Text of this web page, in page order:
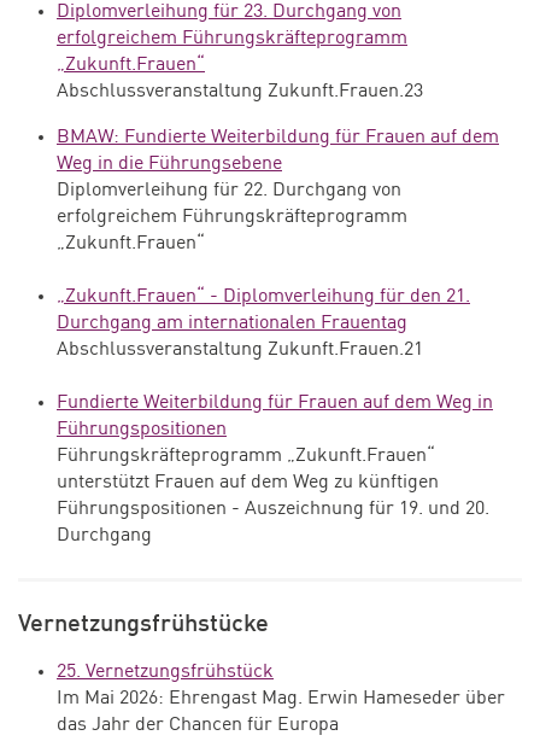
Diplomverleihung für 23. Durchgang von
erfolgreichem Führungskräfteprogramm
„Zukunft.Frauen“
Abschlussveranstaltung Zukunft.Frauen.23
BMAW: Fundierte Weiterbildung für Frauen auf dem
Weg in die Führungsebene
Diplomverleihung für 22. Durchgang von
erfolgreichem Führungskräfteprogramm
„Zukunft.Frauen“
„Zukunft.Frauen“ - Diplomverleihung für den 21.
Durchgang am internationalen Frauentag
Abschlussveranstaltung Zukunft.Frauen.21
Fundierte Weiterbildung für Frauen auf dem Weg in
Führungspositionen
Führungskräfteprogramm „Zukunft.Frauen“
unterstützt Frauen auf dem Weg zu künftigen
Führungspositionen - Auszeichnung für 19. und 20.
Durchgang
Vernetzungsfrühstücke
25. Vernetzungsfrühstück
Im Mai 2026: Ehrengast Mag. Erwin Hameseder über
das Jahr der Chancen für Europa